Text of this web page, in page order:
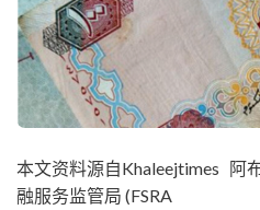
本文资料源自Khaleejtimes 阿
融服务监管局 (FSRA